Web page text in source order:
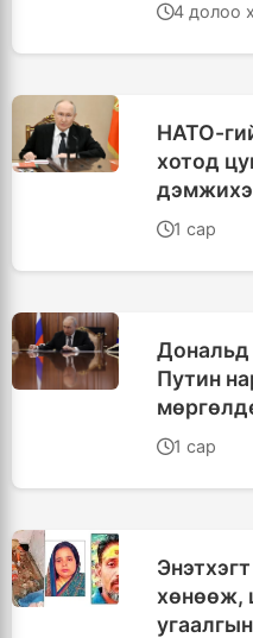
4 долоо
НАТО-
хотод
1 сар
Путин
90мин
1 сар
хөнөөж,